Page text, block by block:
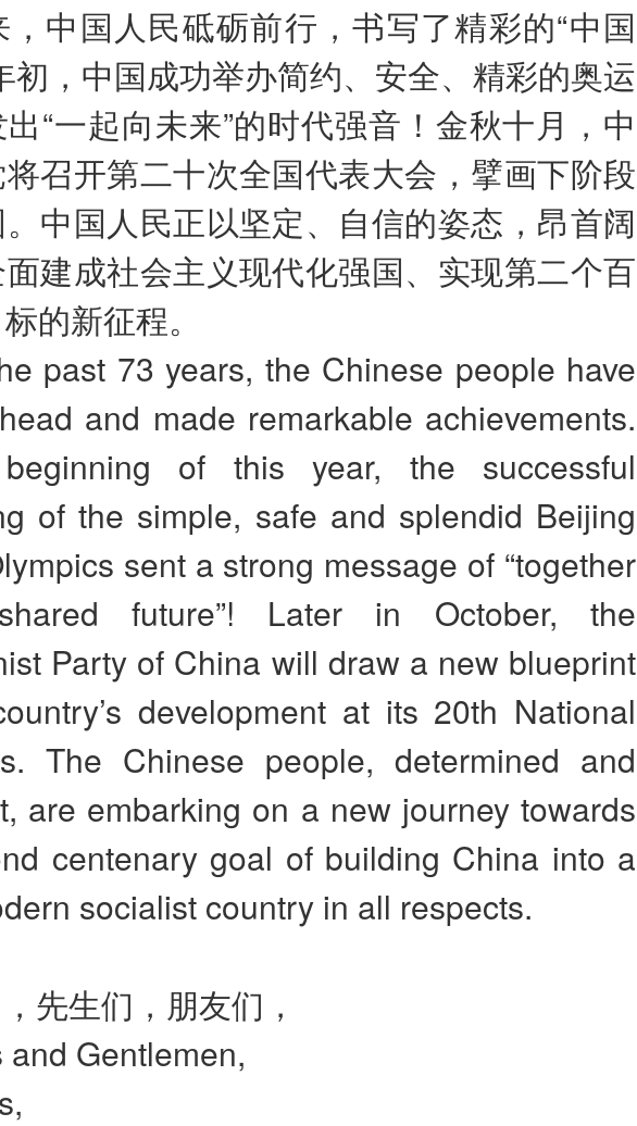
中国人民砥砺前行，书写了精彩的“中国
初，中国成功举办简约、安全、精彩的奥运
“一起向未来”的时代强音！金秋十月，中
召开第二十次全国代表大会，擘画下阶段
中国人民正以坚定、自信的姿态，昂首阔
建成社会主义现代化强国、实现第二个百
的新征程。
past 73 years, the Chinese people have
and made remarkable achievements.
of this year, the successful
of the simple, safe and splendid Beijing
sent a strong message of “together
future”! Later in October, the
Party of China will draw a new blueprint
development at its 20th National
The Chinese people, determined and
are embarking on a new journey towards
centenary goal of building China into a
socialist country in all respects.
先生们，朋友们，
and Gentlemen,